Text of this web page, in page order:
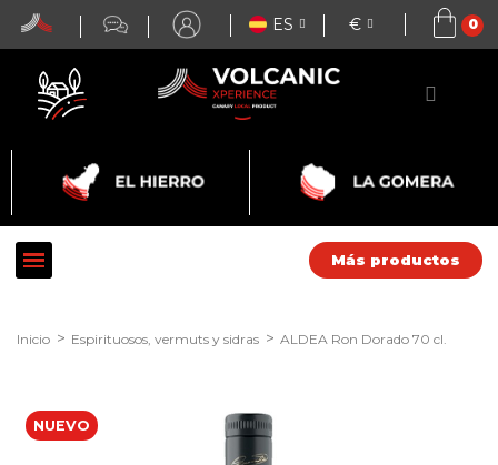
ES €
Más productos
Inicio Espirituosos, vermuts y sidras ALDEA Ron Dorado 70 cl.
NUEVO